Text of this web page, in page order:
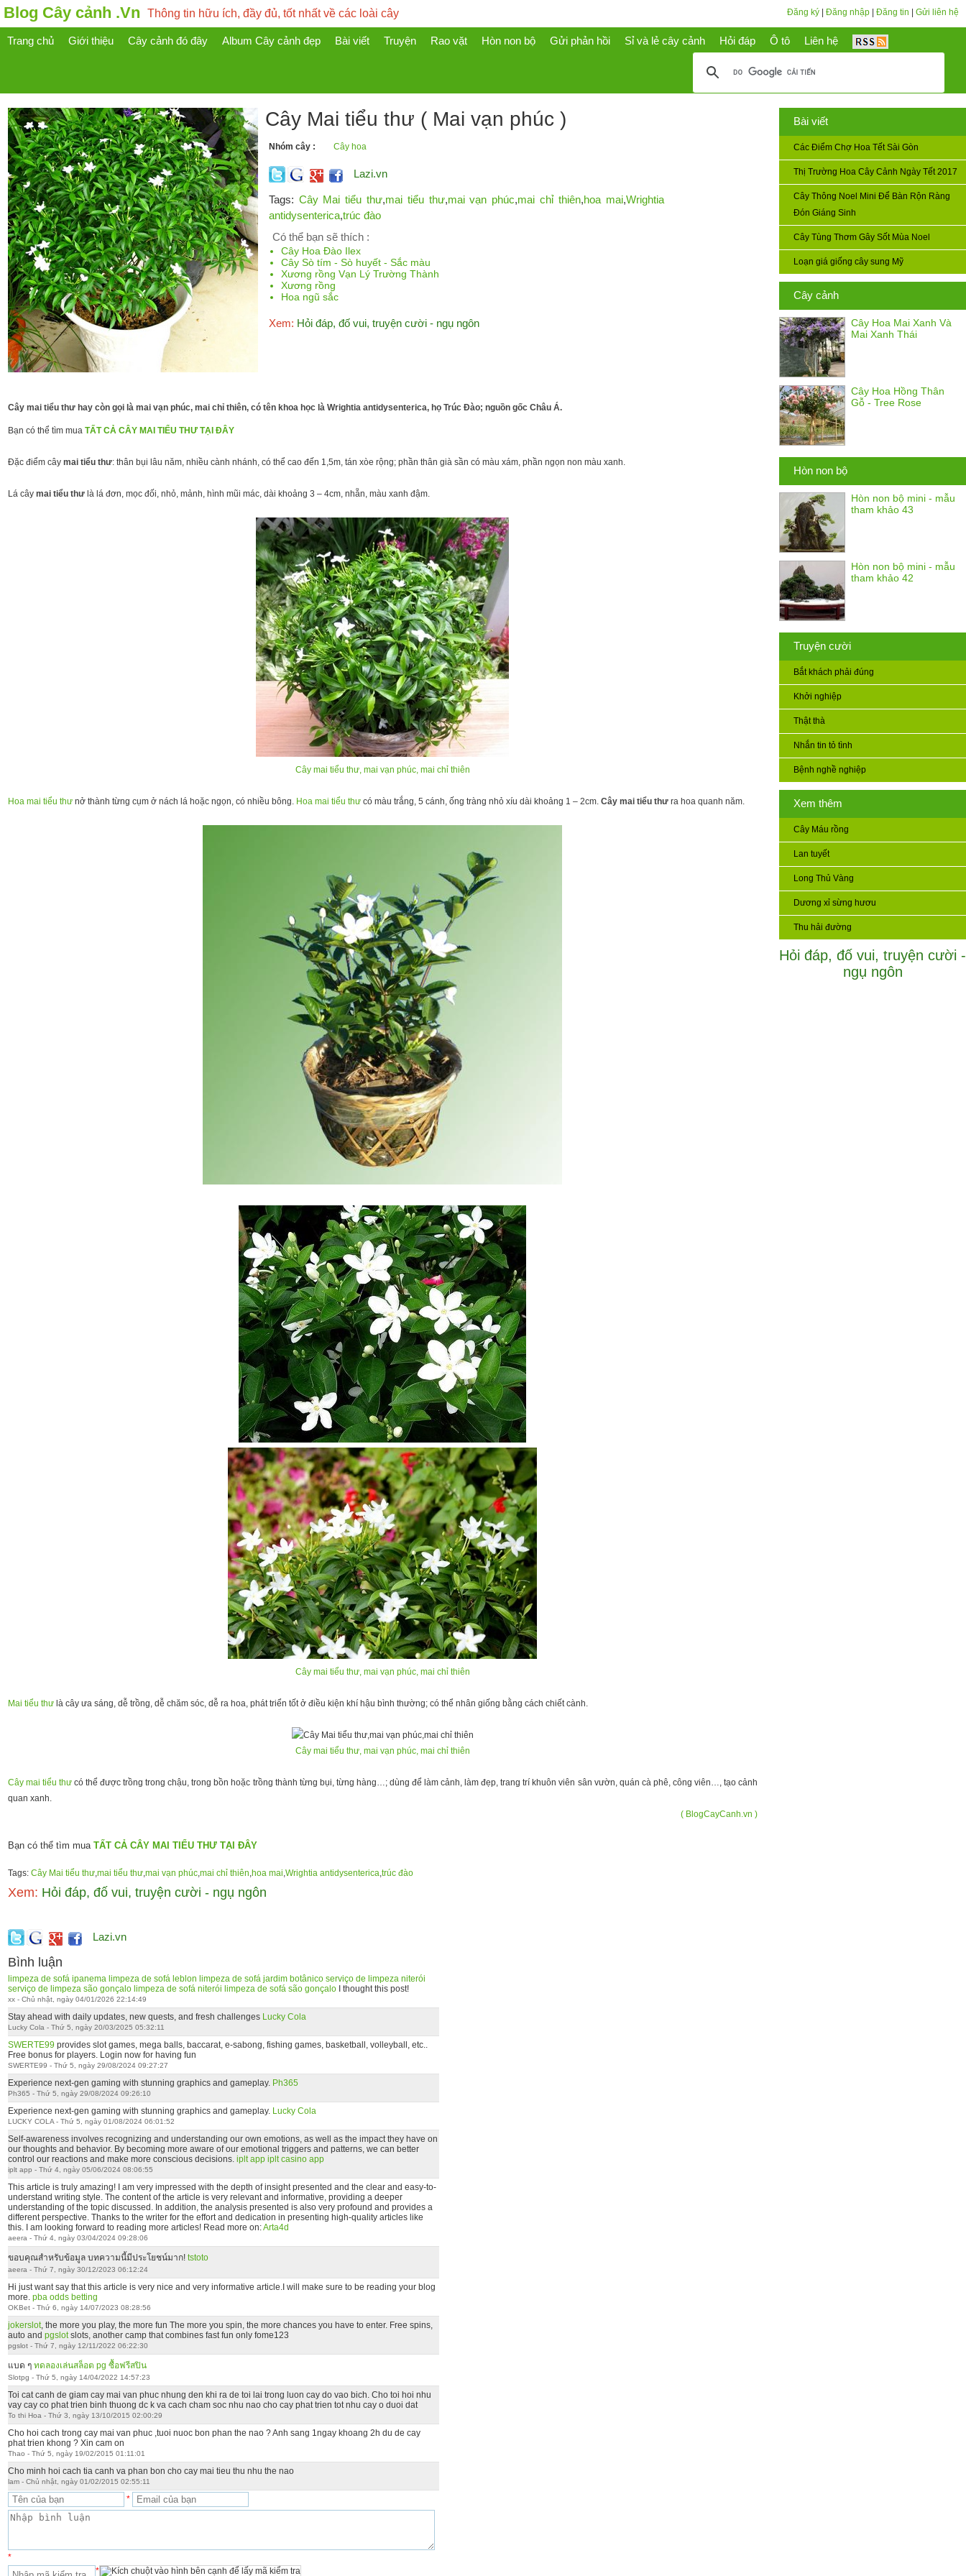
Blog Cây cảnh .Vn Thông tin hữu ích, đầy đủ, tốt nhất về các loài cây Đăng ký Đăng nhập Đăng tin Gửi liên hệ
Trang chủ Giới thiệu Cây cảnh đó đây Album Cây cảnh đẹp Bài viết Truyện Rao vặt Hòn non bộ Gửi phản hồi Sỉ và lẻ cây cảnh Hỏi đáp Ô tô Liên hệ
Bài viết
Các Điểm Chợ Hoa Tết Sài Gòn
Thị Trường Hoa Cây Cảnh Ngày Tết 2017
Cây Thông Noel Mini Để Bàn Rộn Ràng
Đón Giáng Sinh
Cây Tùng Thơm Gây Sốt Mùa Noel
Loạn giá giống cây sung Mỹ
Cây cảnh
Cây Hoa Mai Xanh Và
Mai Xanh Thái
Cây Hoa Hồng Thân
Gỗ - Tree Rose
Hòn non bộ
Hòn non bộ mini - mẫu
tham khảo 43
Hòn non bộ mini - mẫu
tham khảo 42
Truyện cười
Bắt khách phải đúng
Khởi nghiệp
Thật thà
Nhắn tin tỏ tình
Bệnh nghề nghiệp
Xem thêm
Cây Máu rồng
Lan tuyết
Long Thủ Vàng
Dương xỉ sừng hươu
Thu hải đường
Hỏi đáp, đố vui, truyện cười -
ngụ ngôn
Cây Mai tiểu thư ( Mai vạn phúc )
Nhóm cây : Cây hoa
Lazi.vn
Tags: Cây Mai tiểu thư,mai tiểu thư,mai vạn phúc,mai chỉ thiên,hoa mai,Wrightia
antidysenterica,trúc đào
Có thể bạn sẽ thích :
Cây Hoa Đào Ilex
Cây Sò tím - Sò huyết - Sắc màu
Xương rồng Vạn Lý Trường Thành
Xương rồng
Hoa ngũ sắc
Xem: Hỏi đáp, đố vui, truyện cười - ngụ ngôn
Cây mai tiểu thư hay còn gọi là mai vạn phúc, mai chỉ thiên, có tên khoa học là Wrightia antidysenterica, họ Trúc Đào; nguồn gốc Châu Á.
Bạn có thể tìm mua TẤT CẢ CÂY MAI TIỂU THƯ TẠI ĐÂY
Đặc điểm cây mai tiểu thư: thân bụi lâu năm, nhiều cành nhánh, có thể cao đến 1,5m, tán xòe rộng; phần thân già sần có màu xám, phần ngọn non màu xanh.
Lá cây mai tiểu thưlà lá đơn, mọc đối, nhỏ, mảnh, hình mũi mác, dài khoảng 3 – 4cm, nhẵn, màu xanh đậm.
Cây mai tiểu thư, mai vạn phúc, mai chỉ thiên
Hoa mai tiểu thưnở thành từng cụm ở nách lá hoặc ngọn, có nhiều bông. Hoa mai tiểu thưcó màu trắng, 5 cánh, ống tràng nhỏ xíu dài khoảng 1 – 2cm. Cây mai tiểu thưra hoa quanh năm.
Cây mai tiểu thư, mai vạn phúc, mai chỉ thiên
Mai tiểu thưlà cây ưa sáng, dễ trồng, dễ chăm sóc, dễ ra hoa, phát triển tốt ở điều kiện khí hậu bình thường; có thể nhân giống bằng cách chiết cành.
Cây mai tiểu thư, mai vạn phúc, mai chỉ thiên
Cây mai tiểu thưcó thể được trồng trong chậu, trong bồn hoặc trồng thành từng bụi, từng hàng…; dùng để làm cảnh, làm đẹp, trang trí khuôn viên sân vườn, quán cà phê, công viên…, tạo cảnh
quan xanh.
( BlogCayCanh.vn )
Bạn có thể tìm mua TẤT CẢ CÂY MAI TIỂU THƯ TẠI ĐÂY
Tags: Cây Mai tiểu thư,mai tiểu thư,mai vạn phúc,mai chỉ thiên,hoa mai,Wrightia antidysenterica,trúc đào
Xem: Hỏi đáp, đố vui, truyện cười - ngụ ngôn
Lazi.vn
Bình luận
limpeza de sofá ipanema limpeza de sofá leblon limpeza de sofá jardim botânico serviço de limpeza niterói
serviço de limpeza são gonçalo limpeza de sofá niterói limpeza de sofá são gonçaloI thought this post!
xx - Chủ nhật, ngày 04/01/2026 22:14:49
Stay ahead with daily updates, new quests, and fresh challenges Lucky Cola
Lucky Cola - Thứ 5, ngày 20/03/2025 05:32:11
SWERTE99 provides slot games, mega balls, baccarat, e-sabong, fishing games, basketball, volleyball, etc..
Free bonus for players. Login now for having fun
SWERTE99 - Thứ 5, ngày 29/08/2024 09:27:27
Experience next-gen gaming with stunning graphics and gameplay. Ph365
Ph365 - Thứ 5, ngày 29/08/2024 09:26:10
Experience next-gen gaming with stunning graphics and gameplay. Lucky Cola
LUCKY COLA - Thứ 5, ngày 01/08/2024 06:01:52
Self-awareness involves recognizing and understanding our own emotions, as well as the impact they have on
our thoughts and behavior. By becoming more aware of our emotional triggers and patterns, we can better
control our reactions and make more conscious decisions. iplt app iplt casino app
iplt app - Thứ 4, ngày 05/06/2024 08:06:55
This article is truly amazing! I am very impressed with the depth of insight presented and the clear and easy-to-
understand writing style. The content of the article is very relevant and informative, providing a deeper
understanding of the topic discussed. In addition, the analysis presented is also very profound and provides a
different perspective. Thanks to the writer for the effort and dedication in presenting high-quality articles like
this. I am looking forward to reading more articles! Read more on:Arta4d
aeera - Thứ 4, ngày 03/04/2024 09:28:06
ขอบคุณสำหรับข้อมูล บทความนี้มีประโยชน์มาก! tstoto
aeera - Thứ 7, ngày 30/12/2023 06:12:24
Hi just want say that this article is very nice and very informative article.I will make sure to be reading your blog
more. pba odds betting
OKBet - Thứ 6, ngày 14/07/2023 08:28:56
jokerslot, the more you play, the more fun The more you spin, the more chances you have to enter. Free spins,
auto and pgslotslots, another camp that combines fast fun only fome123
pgslot - Thứ 7, ngày 12/11/2022 06:22:30
แบด ๆ ทดลองเล่นสล็อต pg ซื้อฟรีสปิน
Slotpg - Thứ 5, ngày 14/04/2022 14:57:23
Toi cat canh de giam cay mai van phuc nhung den khi ra de toi lai trong luon cay do vao bich. Cho toi hoi nhu
vay cay co phat trien binh thuong dc k va cach cham soc nhu nao cho cay phat trien tot nhu cay o duoi dat
To thi Hoa - Thứ 3, ngày 13/10/2015 02:00:29
Cho hoi cach trong cay mai van phuc ,tuoi nuoc bon phan the nao ? Anh sang 1ngay khoang 2h du de cay
phat trien khong ? Xin cam on
Thao - Thứ 5, ngày 19/02/2015 01:11:01
Cho minh hoi cach tia canh va phan bon cho cay mai tieu thu nhu the nao
lam - Chủ nhật, ngày 01/02/2015 02:55:11
*
*
*